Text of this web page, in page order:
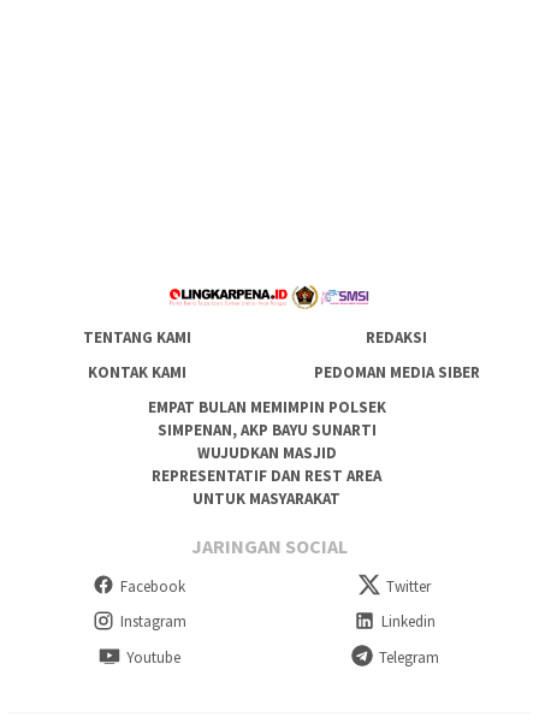
TENTANG KAMI
REDAKSI
KONTAK KAMI
PEDOMAN MEDIA SIBER
EMPAT BULAN MEMIMPIN POLSEK
SIMPENAN, AKP BAYU SUNARTI
WUJUDKAN MASJID
REPRESENTATIF DAN REST AREA
UNTUK MASYARAKAT
JARINGAN SOCIAL
Facebook
Twitter
Instagram
Linkedin
Youtube
Telegram